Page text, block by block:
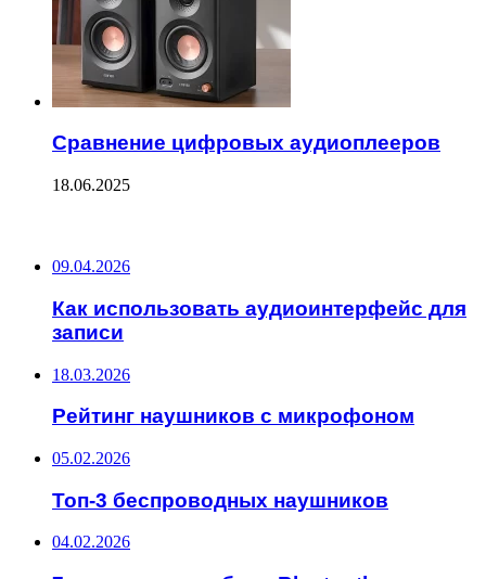
Сравнение цифровых аудиоплееров
18.06.2025
09.04.2026
Как использовать аудиоинтерфейс для
записи
18.03.2026
Рейтинг наушников с микрофоном
05.02.2026
Топ-3 беспроводных наушников
04.02.2026